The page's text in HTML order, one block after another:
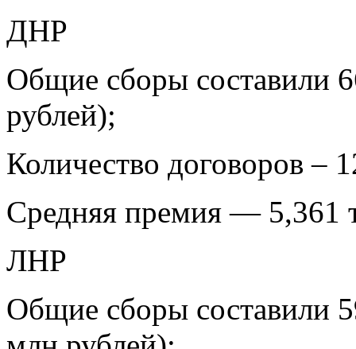
ДНР
Общие сборы составили
рублей);
Количество договоров –
Средняя премия — 5,361
ЛНР
Общие сборы составили